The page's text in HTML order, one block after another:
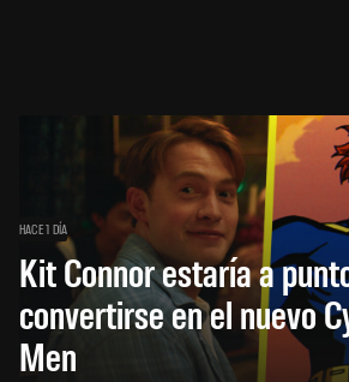
HACE 1 DÍA
Kit Connor estaría a
convertirse en el nuevo
Men